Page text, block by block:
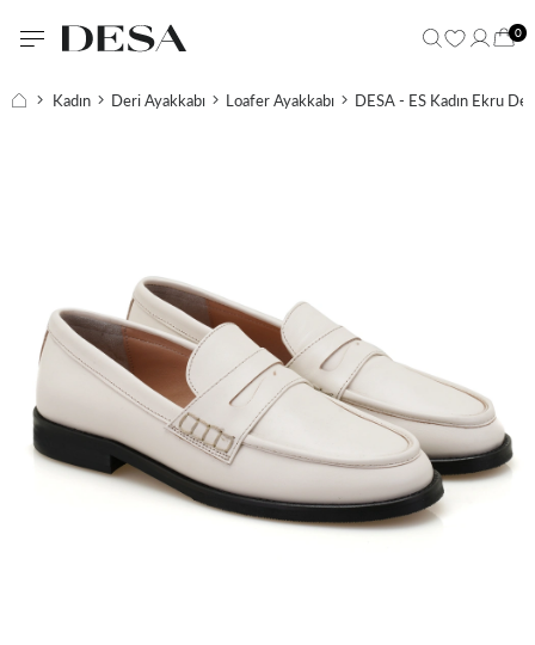
0
Kadın Deri Ayakkabı Loafer Ayakkabı DESA - ES Kadın Ekru